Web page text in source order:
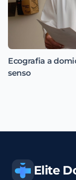
Ecografia a
senso
Elite